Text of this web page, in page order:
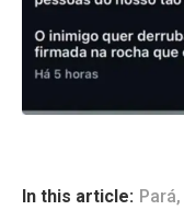
In this article: Pará,